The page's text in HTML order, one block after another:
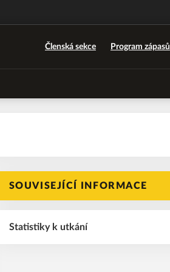
Členská sekce Program zápasů
SOUVISEJÍCÍ INFORMACE
Statistiky k utkání